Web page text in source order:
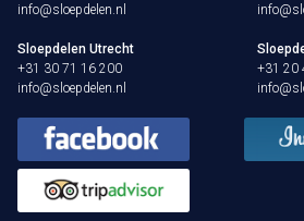
info@sloepdelen.nl
Sloepdelen Utrecht
+31 30 71 16 200
info@sloepdelen.nl
+31 20